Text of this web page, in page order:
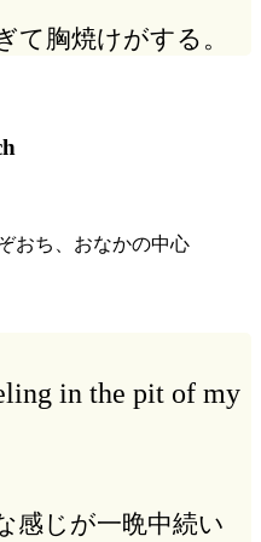
て胸焼けがする。
おち 、おなかの中心
in the pit of my
感じが一晩中続い